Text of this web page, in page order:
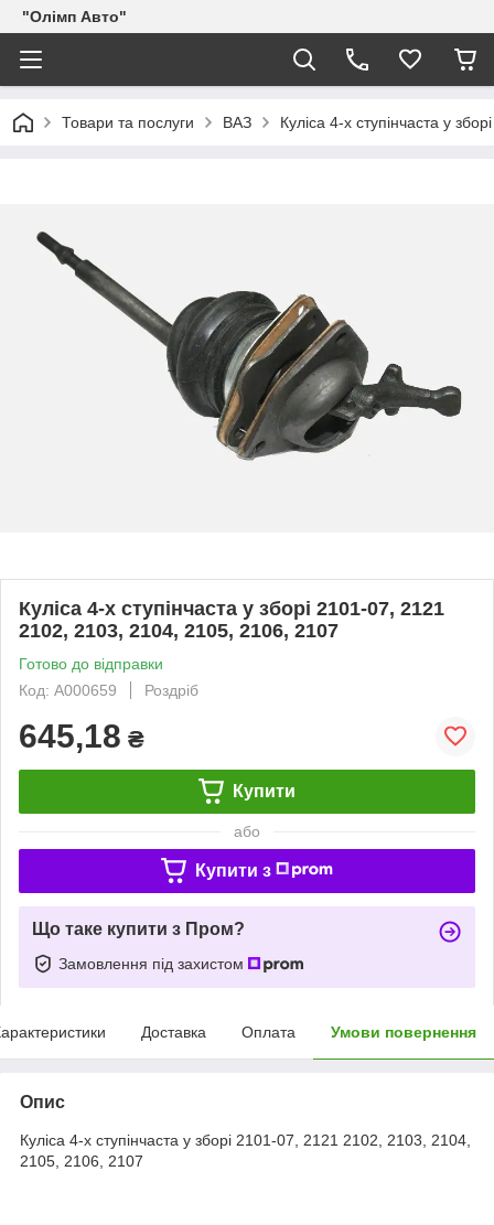
"Олімп Авто"
Товари та послуги ВАЗ Куліса 4-х ступінчаста у
Куліса 4-х ступінчаста у зборі 2101-07, 2121
2102, 2103, 2104, 2105, 2106, 2107
Готово до відправки
Код: A000659
Роздріб
645,18 ₴
Купити
або
Купити з
Що таке купити з Пром?
Замовлення під захистом
Доставка Оплата Умови повернення
Опис
Куліса 4-х ступінчаста у зборі 2101-07, 2121 2102, 2103, 2104,
2105, 2106, 2107